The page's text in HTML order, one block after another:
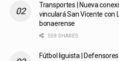
Transportes | Nueva
vinculará San Vicente con
bonaerense
559 SHARES
Fútbol liguista |